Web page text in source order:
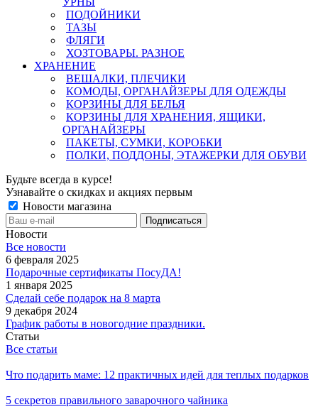
ПОДОЙНИКИ
ТАЗЫ
ФЛЯГИ
ХОЗТОВАРЫ. РАЗНОЕ
ХРАНЕНИЕ
ВЕШАЛКИ, ПЛЕЧИКИ
КОМОДЫ, ОРГАНАЙЗЕРЫ ДЛЯ ОДЕЖДЫ
КОРЗИНЫ ДЛЯ БЕЛЬЯ
КОРЗИНЫ ДЛЯ ХРАНЕНИЯ, ЯЩИКИ,
ОРГАНАЙЗЕРЫ
ПАКЕТЫ, СУМКИ, КОРОБКИ
ПОЛКИ, ПОДДОНЫ, ЭТАЖЕРКИ ДЛЯ ОБУВИ
Будьте всегда в курсе!
Узнавайте о скидках и акциях первым
Новости магазина
Новости
Все новости
6 февраля 2025
Подарочные сертификаты ПосуДА!
1 января 2025
Сделай себе подарок на 8 марта
9 декабря 2024
График работы в новогодние праздники.
Статьи
Все статьи
Что подарить маме: 12 практичных идей для теплых подарков
5 секретов правильного заварочного чайника